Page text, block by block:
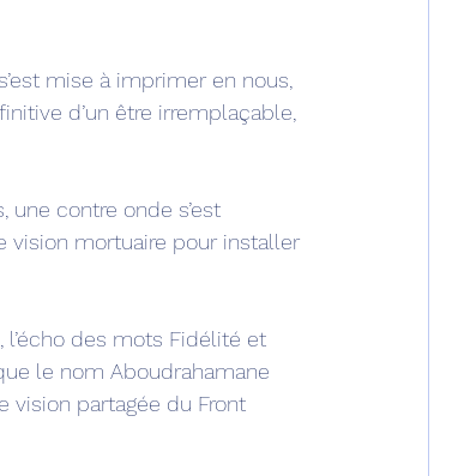
mise à imprimer en nous,
d’un être irremplaçable,
contre onde s’est
vision mortuaire pour installer
des mots Fidélité et
le nom Aboudrahamane
vision partagée du Front